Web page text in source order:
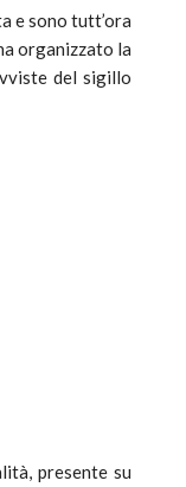
e sono tutt’ora
organizzato la
del sigillo
presente su